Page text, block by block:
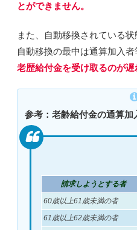
とができません。
また、自動移換されている
自動移換の最中は通算加入
老歴給付金を受け取るのが遅
参考：老齢給付金の通算加
請求しようとする者
60歳以上61歳未満の者
61歳以上62歳未満の者